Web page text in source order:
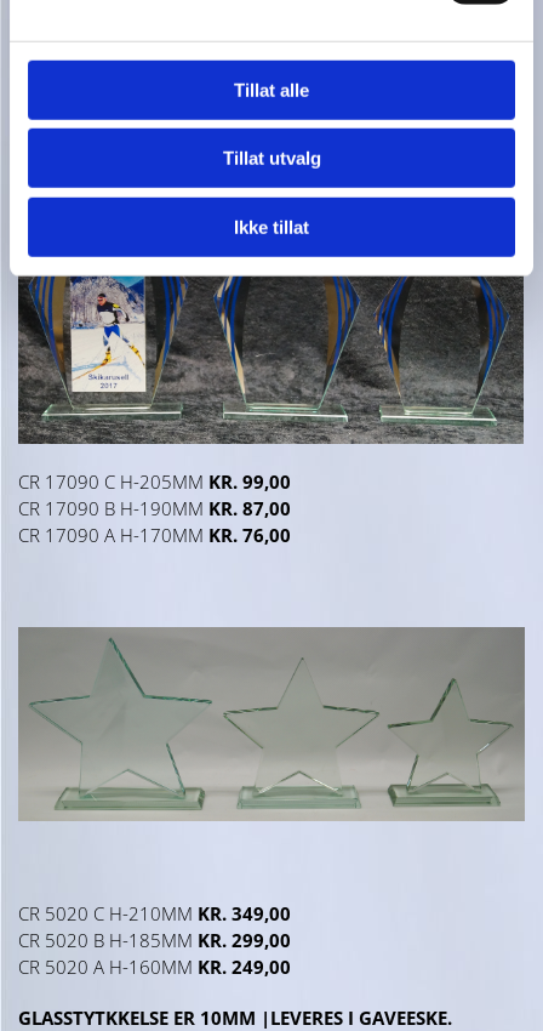
Tillat alle
Tillat utvalg
Ikke tillat
CR 15080 C H-180MMKR. 59,00 UTSOLGT!
KR. 49,00
CR 17090 C H-205MM KR. 99,00
CR 17090 B H-190MM KR. 87,00
CR 17090 A H-170MM KR. 76,00
CR 5020 C H-210MM KR. 349,00
CR 5020 B H-185MM KR. 299,00
CR 5020 A H-160MM KR. 249,00
GLASSTYTKKELSE ER 10MM |LEVERES I GAVEESKE.